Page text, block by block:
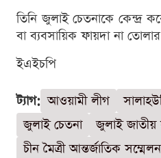
তিনি জুলাই চেতনাকে কেন্দ্র
বা ব্যবসায়িক ফায়দা না
ইএইচপি
ট্যাগ: আওয়ামী লীগ
জুলাই চেতনা
জুলাই জাতীয়
চীন মৈত্রী আন্তর্জাতিক